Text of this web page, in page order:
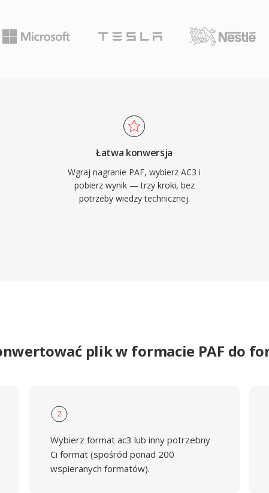
telewizji
tresci. Glowna
co jest
Powszechna
telewizorach i
niezawodnie na
elektroniki uzbytkowej.
Łatwa konwersja
Wgraj nagranie PAF, wybierz AC3 i
pobierz wynik — trzy kroki, bez
potrzeby wiedzy technicznej.
plik w formacie PAF do
2
Wybierz format ac3 lub inny potrzebny
Ci format (spośród ponad 200
wspieranych formatów).